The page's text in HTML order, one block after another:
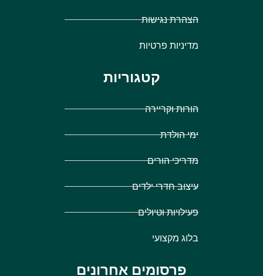
הצהרת נגישות
מדיניות פרטיות
קטגוריות
הורות וקריירה
ימי הולדת
מדריכי הורים
עיצוב חדרי ילדים
פעילויות וטיולים
בלוג מקצועי
פרסומים אחרונים